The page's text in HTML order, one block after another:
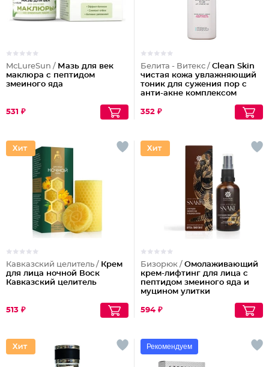
McLureSun / Мазь для век
маклюра с пептидом
змеиного яда
531 ₽
Белита - Витекс / Clean Skin
чистая кожа увлажняющий
тоник для сужения пор с
анти-акне комплексом
352 ₽
Кавказский целитель / Крем
для лица ночной Воск
Кавказский целитель
513 ₽
Бизорюк / Омолаживающий
крем-лифтинг для лица с
пептидом змеиного яда и
муцином улитки
594 ₽
Рекомендуем